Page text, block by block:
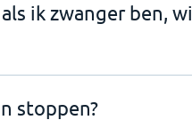
ik zwanger ben,
stoppen?